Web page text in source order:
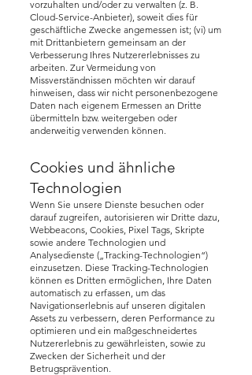
vorzuhalten und/oder zu verwalten (z. B.
Cloud-Service-Anbieter), soweit dies für
geschäftliche Zwecke angemessen ist; (vi) um
mit Drittanbietern gemeinsam an der
Verbesserung Ihres Nutzererlebnisses zu
arbeiten. Zur Vermeidung von
Missverständnissen möchten wir darauf
hinweisen, dass wir nicht personenbezogene
Daten nach eigenem Ermessen an Dritte
übermitteln bzw. weitergeben oder
anderweitig verwenden können.
Cookies und ähnliche
Technologien
Wenn Sie unsere Dienste besuchen oder
darauf zugreifen, autorisieren wir Dritte dazu,
Webbeacons, Cookies, Pixel Tags, Skripte
sowie andere Technologien und
Analysedienste („Tracking-Technologien“)
einzusetzen. Diese Tracking-Technologien
können es Dritten ermöglichen, Ihre Daten
automatisch zu erfassen, um das
Navigationserlebnis auf unseren digitalen
Assets zu verbessern, deren Performance zu
optimieren und ein maßgeschneidertes
Nutzererlebnis zu gewährleisten, sowie zu
Zwecken der Sicherheit und der
Betrugsprävention.